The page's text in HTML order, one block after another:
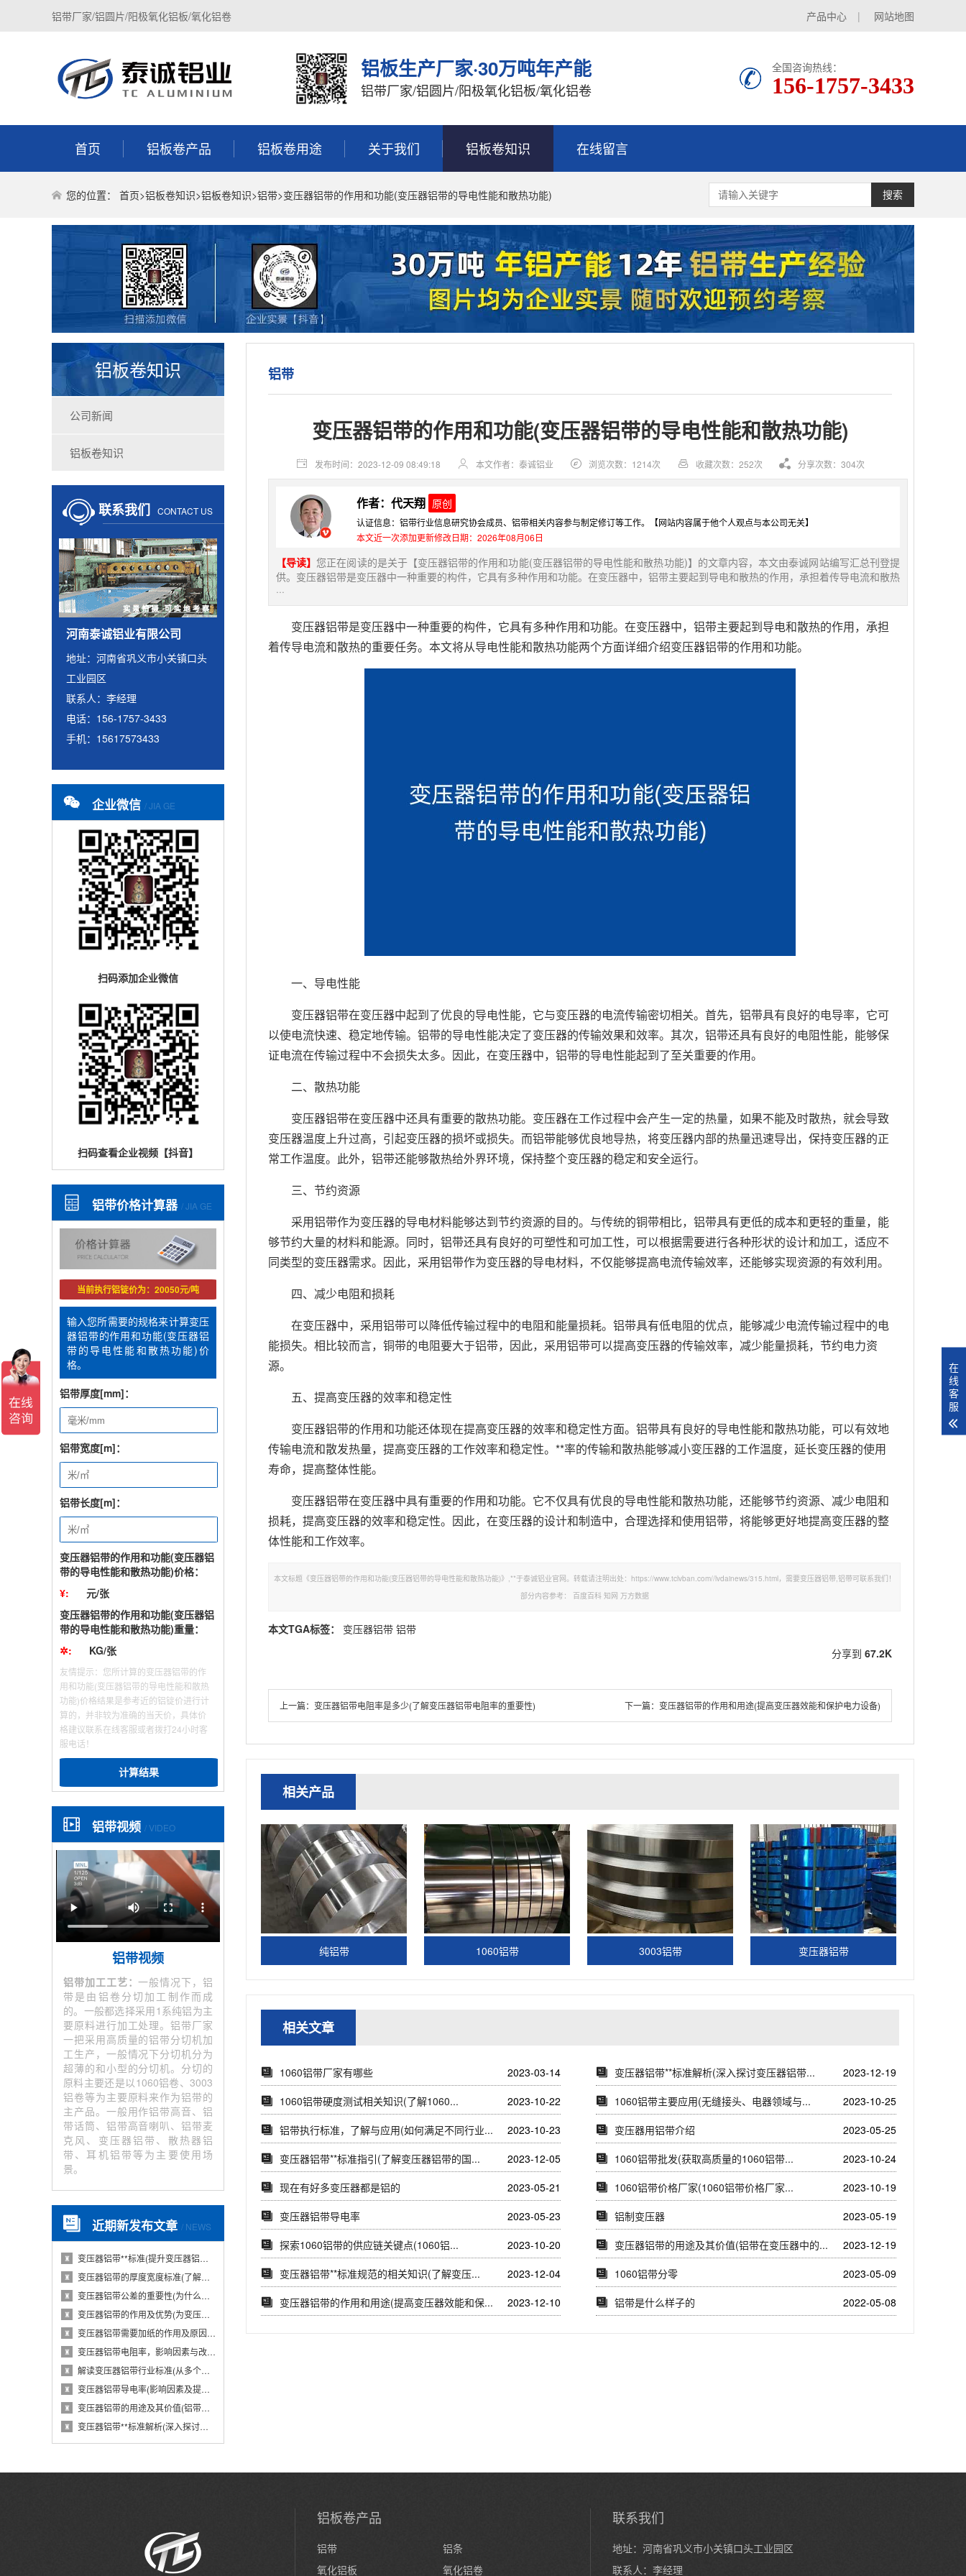
产品中心 | 网站地图
铝带厂家/铝圆片/阳极氧化铝板/氧化铝卷
铝板生产厂家·30万吨年产能
铝带厂家/铝圆片/阳极氧化铝板/氧化铝卷
全国咨询热线：
156-1757-3433
首页 铝板卷产品 铝板卷用途 关于我们 铝板卷知识 在线留言
搜索
您的位置： 首页>铝板卷知识>铝板卷知识>铝带>变压器铝带的作用和功能(变压器铝带的导电性能和散热功能)
铝板卷知识
公司新闻
铝板卷知识
联系我们 CONTACT US
河南泰诚铝业有限公司
地址：河南省巩义市小关镇口头
工业园区
联系人：李经理
电话：156-1757-3433
手机：15617573433
企业微信 / JIA GE
扫码添加企业微信
扫码查看企业视频【抖音】
铝带价格计算器 / JIA GE
当前执行铝锭价为：20050元/吨
输入您所需要的规格来计算变压
器铝带的作用和功能(变压器铝
带的导电性能和散热功能)价
格。
铝带厚度[mm]：
铝带宽度[m]：
铝带长度[m]：
变压器铝带的作用和功能(变压器铝
带的导电性能和散热功能)价格：
¥:
元/张
变压器铝带的作用和功能(变压器铝
带的导电性能和散热功能)重量：
✲:
KG/张
友情提示：您所计算的变压器铝带的作
用和功能(变压器铝带的导电性能和散热
功能)价格结果是参考近的铝锭价进行计
算的，并非较为准确的当天价，具体价
格建议联系在线客服或者拨打24小时客
服电话！
计算结果
铝带视频 / VIDEO
铝带视频
铝带加工工艺：一般情况下，铝
带是由铝卷分切加工制作而成
的。一般都选择采用1系纯铝为主
要原料进行加工处理。铝带厂家
一把采用高质量的铝带分切机加
工生产，一般情况下分切机分为
超薄的和小型的分切机。分切的
原料主要还是以1060铝卷、3003
铝卷等为主要原料来作为铝带的
主产品。一般用作铝带高音、铝
带话筒、铝带高音喇叭、铝带麦
克风、变压器铝带、散热器铝
带、耳机铝带等为主要使用场
景。
近期新发布文章 / NEWS
♜ 变压器铝带**标准(提升变压器铝带质量的国···
♜ 变压器铝带的厚度宽度标准(了解变压器铝带的···
♜ 变压器铝带公差的重要性(为什么变压器铝带公···
♜ 变压器铝带的作用及优势(为变压器提供导电性···
♜ 变压器铝带需要加纸的作用及原因(从电气性能···
♜ 变压器铝带电阻率，影响因素与改进措施(分析···
♜ 解读变压器铝带行业标准(从多个维度探究变压···
♜ 变压器铝带导电率(影响因素及提高方法)
♜ 变压器铝带的用途及其价值(铝带在变压器中的···
♜ 变压器铝带**标准解析(深入探讨变压器铝带···
铝带
变压器铝带的作用和功能(变压器铝带的导电性能和散热功能)
发布时间：2023-12-09 08:49:18 本文作者：泰诚铝业 浏览次数：1214次 收藏次数：252次 分享次数：304次
作者：代天翔 原创
认证信息：铝带行业信息研究协会成员、铝带相关内容参与制定修订等工作。【网站内容属于他个人观点与本公司无关】
本文近一次添加更新修改日期：2026年08月06日
【导读】您正在阅读的是关于【变压器铝带的作用和功能(变压器铝带的导电性能和散热功能)】的文章内容，本文由泰诚网站编写汇总刊登提
供。变压器铝带是变压器中一种重要的构件，它具有多种作用和功能。在变压器中，铝带主要起到导电和散热的作用，承担着传导电流和散热
···
变压器铝带是变压器中一种重要的构件，它具有多种作用和功能。在变压器中，铝带主要起到导电和散热的作用，承担
着传导电流和散热的重要任务。本文将从导电性能和散热功能两个方面详细介绍变压器铝带的作用和功能。
一、导电性能
变压器铝带在变压器中起到了优良的导电性能，它与变压器的电流传输密切相关。首先，铝带具有良好的电导率，它可
以使电流快速、稳定地传输。铝带的导电性能决定了变压器的传输效果和效率。其次，铝带还具有良好的电阻性能，能够保
证电流在传输过程中不会损失太多。因此，在变压器中，铝带的导电性能起到了至关重要的作用。
二、散热功能
变压器铝带在变压器中还具有重要的散热功能。变压器在工作过程中会产生一定的热量，如果不能及时散热，就会导致
变压器温度上升过高，引起变压器的损坏或损失。而铝带能够优良地导热，将变压器内部的热量迅速导出，保持变压器的正
常工作温度。此外，铝带还能够散热给外界环境，保持整个变压器的稳定和安全运行。
三、节约资源
采用铝带作为变压器的导电材料能够达到节约资源的目的。与传统的铜带相比，铝带具有更低的成本和更轻的重量，能
够节约大量的材料和能源。同时，铝带还具有良好的可塑性和可加工性，可以根据需要进行各种形状的设计和加工，适应不
同类型的变压器需求。因此，采用铝带作为变压器的导电材料，不仅能够提高电流传输效率，还能够实现资源的有效利用。
四、减少电阻和损耗
在变压器中，采用铝带可以降低传输过程中的电阻和能量损耗。铝带具有低电阻的优点，能够减少电流传输过程中的电
能损失。相比较而言，铜带的电阻要大于铝带，因此，采用铝带可以提高变压器的传输效率，减少能量损耗，节约电力资
源。
五、提高变压器的效率和稳定性
变压器铝带的作用和功能还体现在提高变压器的效率和稳定性方面。铝带具有良好的导电性能和散热功能，可以有效地
传输电流和散发热量，提高变压器的工作效率和稳定性。**率的传输和散热能够减小变压器的工作温度，延长变压器的使用
寿命，提高整体性能。
变压器铝带在变压器中具有重要的作用和功能。它不仅具有优良的导电性能和散热功能，还能够节约资源、减少电阻和
损耗，提高变压器的效率和稳定性。因此，在变压器的设计和制造中，合理选择和使用铝带，将能够更好地提高变压器的整
体性能和工作效率。
本文标题《变压器铝带的作用和功能(变压器铝带的导电性能和散热功能)》,**于泰诚铝业官网。转载请注明出处：https://www.tclvban.com//lvdainews/315.html，需要变压器铝带,铝带可联系我们！
部分内容参考：
百度百科 知网 万方数据
本文TGA标签： 变压器铝带 铝带
分享到 67.2K
上一篇： 变压器铝带电阻率是多少(了解变压器铝带电阻率的重要性) 下一篇： 变压器铝带的作用和用途(提高变压器效能和保护电力设备)
相关产品
纯铝带 1060铝带 3003铝带 变压器铝带
相关文章
1060铝带厂家有哪些 2023-03-14 变压器铝带**标准解析(深入探讨变压器铝带...
2023-12-19
1060铝带硬度测试相关知识(了解1060...
2023-10-22 1060铝带主要应用(无缝接头、电器领域与...
2023-10-25
铝带执行标准，了解与应用(如何满足不同行业...
2023-10-23 变压器用铝带介绍
2023-05-25
变压器铝带**标准指引(了解变压器铝带的国...
2023-12-05 1060铝带批发(获取高质量的1060铝带...
2023-10-24
现在有好多变压器都是铝的
2023-05-21 1060铝带价格厂家(1060铝带价格厂家...
2023-10-19
变压器铝带导电率
2023-05-23 铝制变压器
2023-05-19
探索1060铝带的供应链关键点(1060铝...
2023-10-20 变压器铝带的用途及其价值(铝带在变压器中的...
2023-12-19
变压器铝带**标准规范的相关知识(了解变压...
2023-12-04 1060铝带分零
2023-05-09
变压器铝带的作用和用途(提高变压器效能和保...
2023-12-10 铝带是什么样子的 2022-05-08
铝板卷产品
铝带
铝条
氧化铝板
氧化铝卷
联系我们
地址：河南省巩义市小关镇口头工业园区
联系人：李经理
在
线
客
服